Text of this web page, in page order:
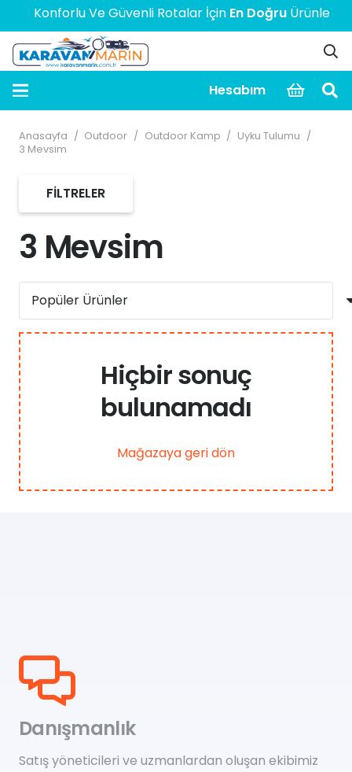
Konforlu Ve Güvenli Rotalar İçinEn DoğruÜrünler! > >
Hesabım
Anasayfa / Outdoor / Outdoor Kamp / Uyku Tulumu /
3 Mevsim
3 Mevsim
Hiçbir sonuç
bulunamadı
Mağazaya geri dön
FILTRELER
Danışmanlık
Satış yöneticileri ve uzmanlardan oluşan ekibimiz